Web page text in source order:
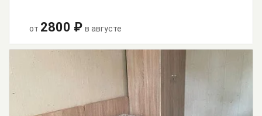
от 2800 ₽ в августе